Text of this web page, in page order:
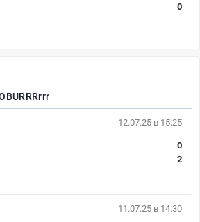
0
12.07.25 в 15:25
0
2
11.07.25 в 14:30